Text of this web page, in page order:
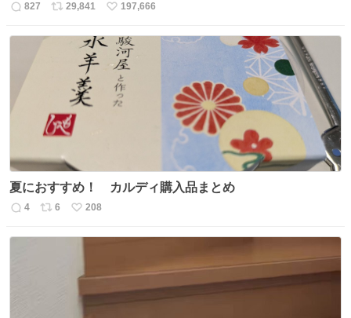
返
827
リ
29,841
い
ね
数
197,666
夏におすすめ！ カルディ購入品まとめ
返
4
リ
6
い
208